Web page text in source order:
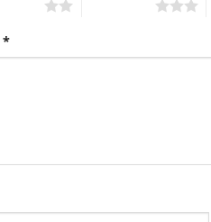
*